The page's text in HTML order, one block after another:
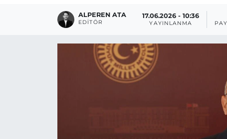
ALPEREN ATA
EDITÖR
17.06.2026 - 10:36
YAYINLANMA